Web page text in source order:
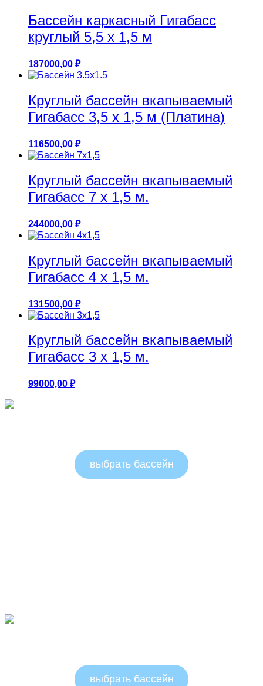
Бассейн каркасный Гигабасс
круглый 5,5 х 1,5 м
187000,00 ₽
Круглый бассейн вкапываемый
Гигабасс 3,5 х 1,5 м (Платина)
116500,00 ₽
Круглый бассейн вкапываемый
Гигабасс 7 х 1,5 м.
244000,00 ₽
Круглый бассейн вкапываемый
Гигабасс 4 х 1,5 м.
131500,00 ₽
Круглый бассейн вкапываемый
Гигабасс 3 х 1,5 м.
99000,00 ₽
выбрать бассейн
выбрать бассейн